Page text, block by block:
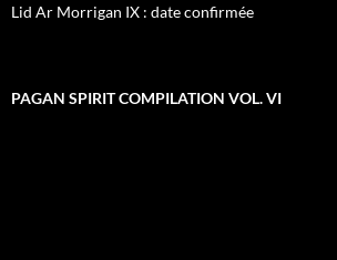
Lid Ar Morrigan IX : date confirmée
PAGAN SPIRIT COMPILATION VOL. VI